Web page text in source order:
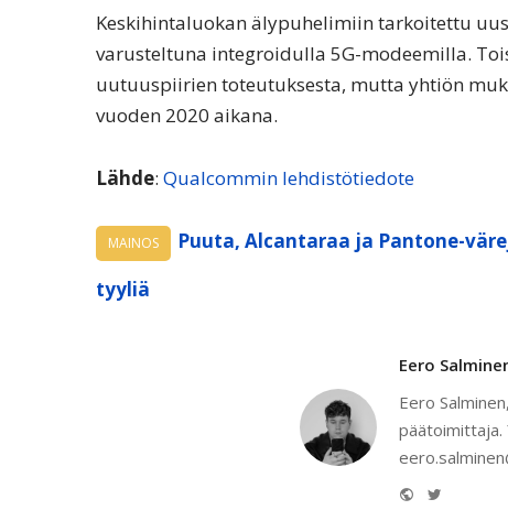
Keskihintaluokan älypuhelimiin tarkoitettu
varusteltuna integroidulla 5G-modeemilla.
uutuuspiirien toteutuksesta, mutta yhtiön
vuoden 2020 aikana.
Lähde: Qualcommin lehdistötiedote
MAINOS
Puuta, Alcantaraa ja Pantone-
tyyliä
Eero
Eero
Website